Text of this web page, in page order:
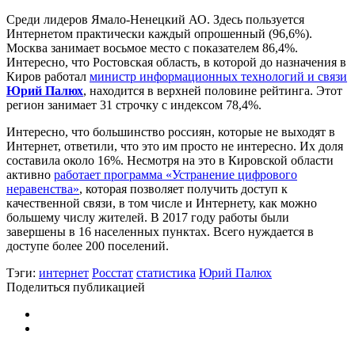
Среди лидеров Ямало-Ненецкий АО. Здесь пользуется
Интернетом практически каждый опрошенный (96,6%).
Москва занимает восьмое место с показателем 86,4%.
Интересно, что Ростовская область, в которой до назначения в
Киров работал министр информационных технологий и связи
Юрий Палюх, находится в верхней половине рейтинга. Этот
регион занимает 31 строчку с индексом 78,4%.
Интересно, что большинство россиян, которые не выходят в
Интернет, ответили, что это им просто не интересно. Их доля
составила около 16%. Несмотря на это в Кировской области
активно работает программа «Устранение цифрового
неравенства», которая позволяет получить доступ к
качественной связи, в том числе и Интернету, как можно
большему числу жителей. В 2017 году работы были
завершены в 16 населенных пунктах. Всего нуждается в
доступе более 200 поселений.
Тэги: интернет Росстат статистика Юрий Палюх
Поделиться публикацией